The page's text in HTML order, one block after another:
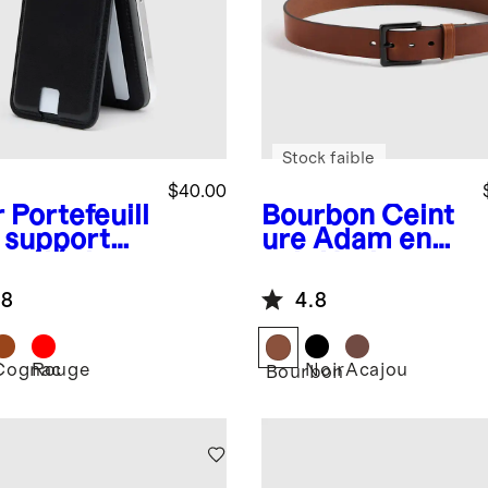
Portefeuill
support
en
$40.00
Rouge
Bourbon Ceint
ure Adam en
pour jean
Stock faible
4.8
Bourbon
NoirAcajou